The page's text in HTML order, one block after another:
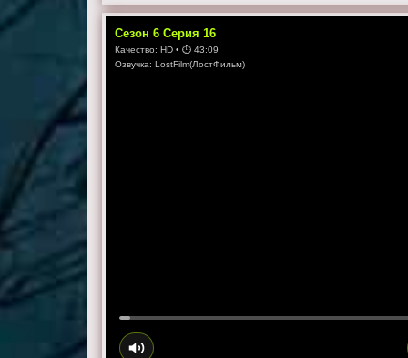
Сезон6 Серия16
Качество:HD • ⏱43:09
Озвучка:LostFilm(ЛостФильм)